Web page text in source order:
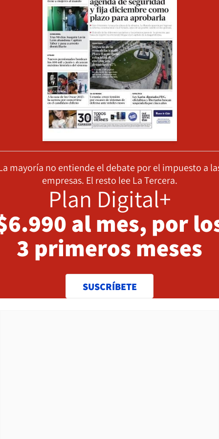
mayoría no entiende el debate por el impuesto a
empresas. El resto lee La Tercera.
Plan Digital+
al mes, por
3 primeros meses
SUSCRÍBETE